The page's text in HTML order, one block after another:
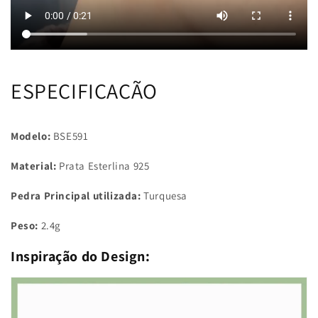
ESPECIFICAÇÃO
Modelo: BSE591
Material: Prata Esterlina 925
Pedra Principal utilizada: Turquesa
Peso: 2.4g
Inspiração do Design: